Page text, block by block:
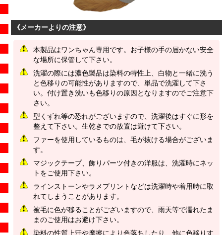
《メーカーよりの注意》
本製品はワンちゃん専用です。お子様の手の届かない安全
な場所に保管して下さい。
洗濯の際には濃色製品は染料の特性上、白物と一緒に洗う
と色移りの可能性がありますので、単品で洗濯して下さ
い。付け置き洗いも色移りの原因となりますのでご注意下
さい。
型くずれ等の恐れがございますので、洗濯後はすぐに形を
整えて下さい。生乾きでの放置は避けて下さい。
ファーを使用しているものは、毛が抜ける場合がございま
す。
マジックテープ、飾りパーツ付きの洋服は、洗濯時にネッ
トをご使用下さい。
ラインストーンやラメプリントなどは洗濯時や着用時に取
れてしまうことがあります。
被毛に色が移ることがございますので、雨天等で濡れたま
まのご使用はお避け下さい。
染料の性質上汗や摩擦により色落ちしたり、他に色移りす